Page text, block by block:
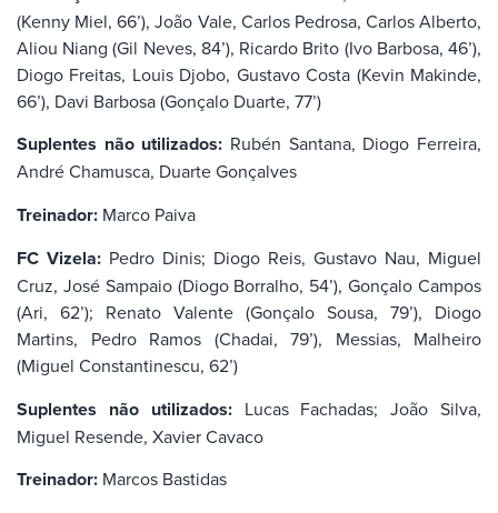
(Kenny Miel, 66’), João Vale, Carlos Pedrosa, Carlos Alberto,
Aliou Niang (Gil Neves, 84’), Ricardo Brito (Ivo Barbosa, 46’),
Diogo Freitas, Louis Djobo, Gustavo Costa (Kevin Makinde,
66’), Davi Barbosa (Gonçalo Duarte, 77’)
Suplentes não utilizados: Rubén Santana, Diogo Ferreira,
André Chamusca, Duarte Gonçalves
Treinador: Marco Paiva
FC Vizela: Pedro Dinis; Diogo Reis, Gustavo Nau, Miguel
Cruz, José Sampaio (Diogo Borralho, 54’), Gonçalo Campos
(Ari, 62’); Renato Valente (Gonçalo Sousa, 79’), Diogo
Martins, Pedro Ramos (Chadai, 79’), Messias, Malheiro
(Miguel Constantinescu, 62’)
Suplentes não utilizados:Lucas Fachadas; João Silva,
Miguel Resende, Xavier Cavaco
Treinador: Marcos Bastidas